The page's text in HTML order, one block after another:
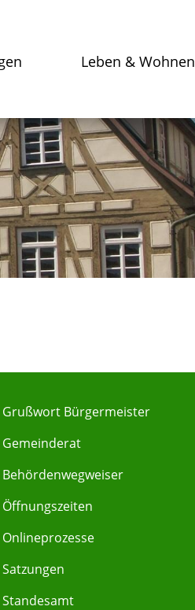
Leben & Wohnen
Grußwort Bürgermeister
Gemeinderat
Behördenwegweiser
Öffnungszeiten
Onlineprozesse
Satzungen
Standesamt